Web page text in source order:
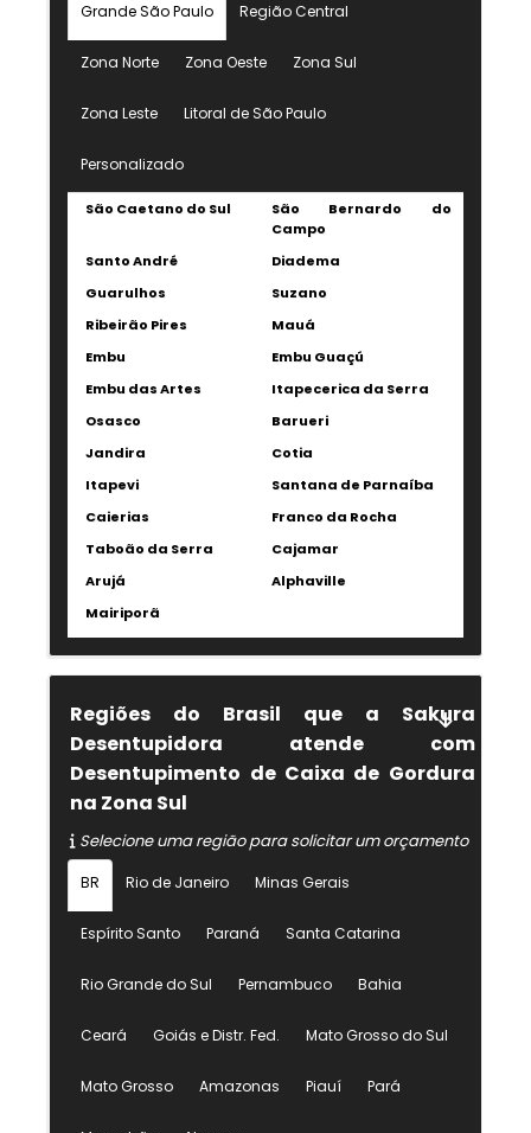
Grande São Paulo Região Central
Zona Norte Zona Oeste Zona Sul
Zona Leste Litoral de São Paulo
Personalizado
São Caetano do Sul
São Bernardo do
Campo
Santo André
Diadema
Guarulhos
Suzano
Ribeirão Pires
Mauá
Embu
Embu Guaçú
Embu das Artes
Itapecerica da Serra
Osasco
Barueri
Jandira
Cotia
Itapevi
Santana de Parnaíba
Caierias
Franco da Rocha
Taboão da Serra
Cajamar
Arujá
Alphaville
Mairiporã
Regiões do Brasil que a Sakura
Desentupidora atende com
Desentupimento de Caixa de Gordura
na Zona Sul
Selecione uma região para solicitar um orçamento
BR Rio de Janeiro Minas Gerais
Espírito Santo Paraná Santa Catarina
Rio Grande do Sul Pernambuco Bahia
Ceará Goiás e Distr. Fed. Mato Grosso do Sul
Mato Grosso Amazonas Piauí Pará